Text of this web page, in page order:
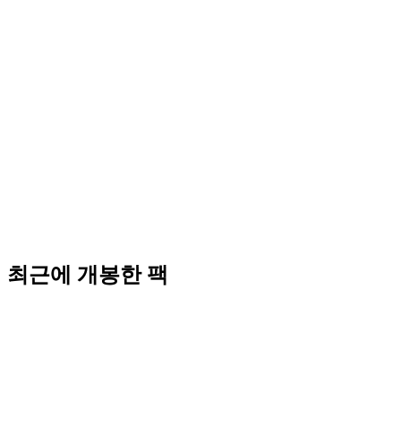
최근에 개봉한 팩